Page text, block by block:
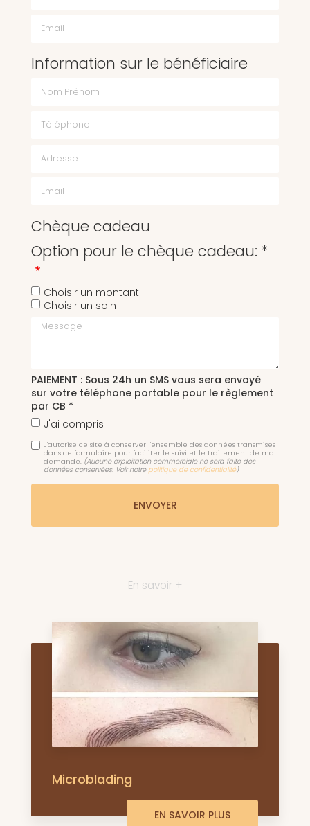
Information sur le bénéficiaire
Chèque cadeau
Option pour le chèque cadeau: *
Choisir un montant
Choisir un soin
Message
PAIEMENT : Sous 24h un SMS vous sera envoyé
sur votre téléphone portable pour le règlement
par CB *
J'ai compris
J'autorise ce site à conserver l'ensemble des données transmises
dans ce formulaire pour faciliter le suivi et le traitement de ma
demande. (Aucune exploitation commerciale ne sera faite des
données conservées. Voir notre politique de confidentialité)
En savoir +
Microblading
EN SAVOIR PLUS